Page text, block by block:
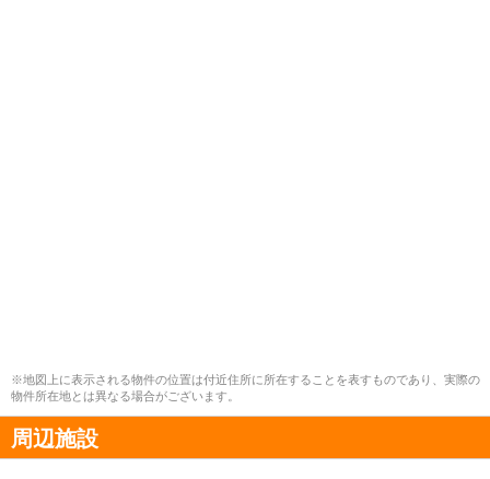
※地図上に表示される物件の位置は付近住所に所在することを表すものであり、実際の
物件所在地とは異なる場合がございます。
周辺施設